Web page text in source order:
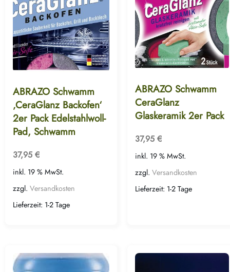
ABRAZO Schwamm
‚CeraGlanz Backofen‘
2er Pack Edelstahlwoll-
Pad, Schwamm
37,95 €
inkl. 19 % MwSt.
zzgl. Versandkosten
Lieferzeit: 1-2 Tage
ABRAZO Schwamm
CeraGlanz
Glaskeramik 2er Pack
37,95 €
inkl. 19 % MwSt.
zzgl. Versandkosten
Lieferzeit: 1-2 Tage